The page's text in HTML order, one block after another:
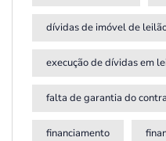
dívidas de imóvel de
execução de dívidas em
falta de garantia do
financiamento